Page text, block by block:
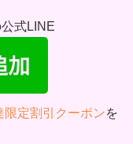
式LINE
限定割引クーポンを